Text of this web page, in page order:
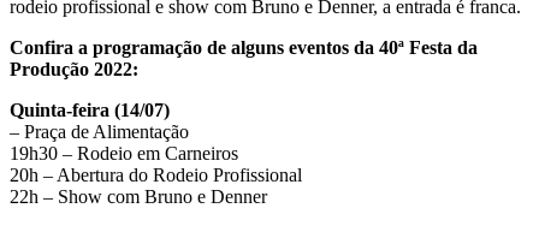
rodeio profissional e show com Bruno e Denner, a entrada é franca.
Confira a programação de alguns eventos da 40ª Festa da
Produção 2022:
Quinta-feira (14/07)
– Praça de Alimentação
19h30 – Rodeio em Carneiros
20h – Abertura do Rodeio Profissional
22h – Show com Bruno e Denner